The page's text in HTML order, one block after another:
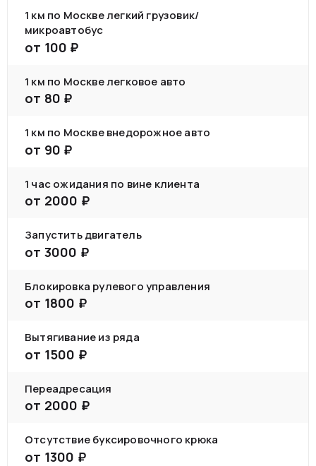
1 км по Москве легкий грузовик/
микроавтобус
от 100 ₽
1 км по Москве легковое авто
от 80 ₽
1 км по Москве внедорожное авто
от 90 ₽
1 час ожидания по вине клиента
от 2000 ₽
Запустить двигатель
от 3000 ₽
Блокировка рулевого управления
от 1800 ₽
Вытягивание из ряда
от 1500 ₽
Переадресация
от 2000 ₽
Отсутствие буксировочного крюка
от 1300 ₽